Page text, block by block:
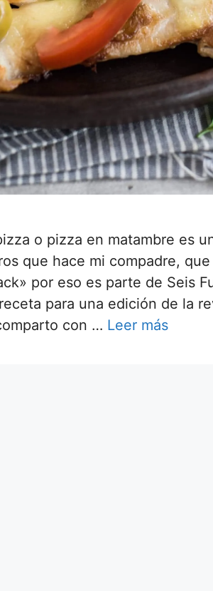
o pizza en matambre es
que hace mi compadre,
por eso es parte de Seis
para una edición de la
con … Leer más